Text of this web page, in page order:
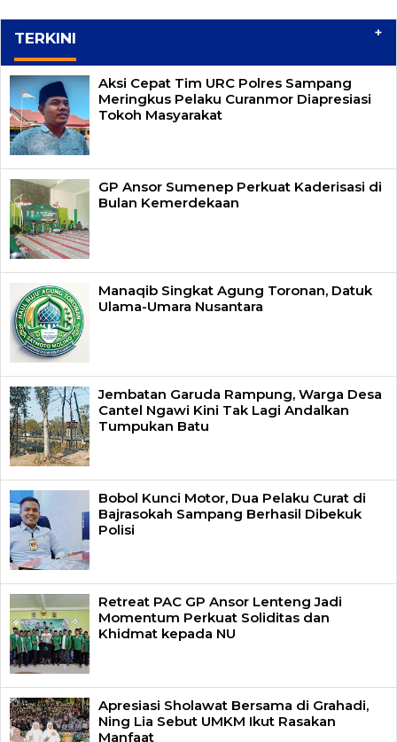
TERKINI +
Aksi Cepat Tim URC Polres Sampang
Meringkus Pelaku Curanmor Diapresiasi
Tokoh Masyarakat
GP Ansor Sumenep Perkuat Kaderisasi di
Bulan Kemerdekaan
Manaqib Singkat Agung Toronan, Datuk
Ulama-Umara Nusantara
Jembatan Garuda Rampung, Warga Desa
Cantel Ngawi Kini Tak Lagi Andalkan
Tumpukan Batu
Bobol Kunci Motor, Dua Pelaku Curat di
Bajrasokah Sampang Berhasil Dibekuk
Polisi
Retreat PAC GP Ansor Lenteng Jadi
Momentum Perkuat Soliditas dan
Khidmat kepada NU
Apresiasi Sholawat Bersama di Grahadi,
Ning Lia Sebut UMKM Ikut Rasakan
Manfaat